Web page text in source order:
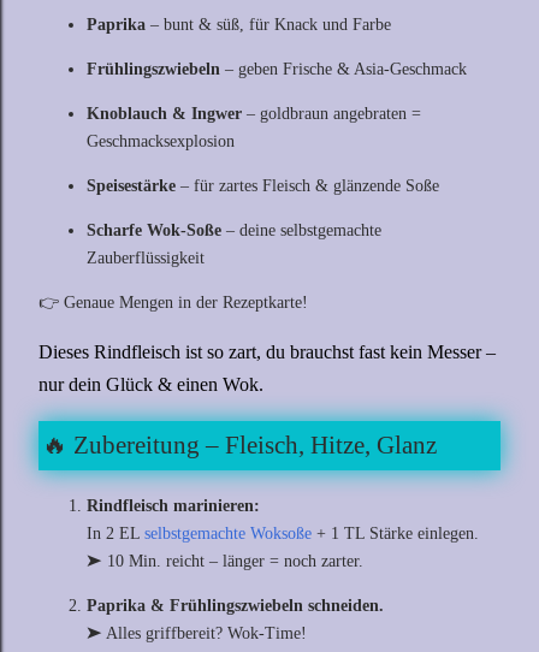
Paprika – bunt & süß, für Knack und Farbe
Frühlingszwiebeln – geben Frische & Asia-Geschmack
Knoblauch & Ingwer – goldbraun angebraten =
Geschmacksexplosion
Speisestärke – für zartes Fleisch & glänzende Soße
Scharfe Wok-Soße – deine selbstgemachte
Zauberflüssigkeit
👉 Genaue Mengen in der Rezeptkarte!
Dieses Rindfleisch ist so zart, du brauchst fast kein Messer –
nur dein Glück & einen Wok.
🔥 Zubereitung – Fleisch, Hitze, Glanz
Rindfleisch marinieren:
In 2 EL selbstgemachte Woksoße + 1 TL Stärke einlegen.
➤ 10 Min. reicht – länger = noch zarter.
Paprika & Frühlingszwiebeln schneiden.
➤ Alles griffbereit? Wok-Time!